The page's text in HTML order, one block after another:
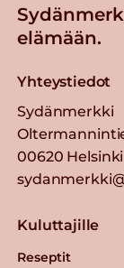
elämään.
Yhteystiedot
Sydänmerkki
00620 Helsinki
Kuluttajille
Reseptit